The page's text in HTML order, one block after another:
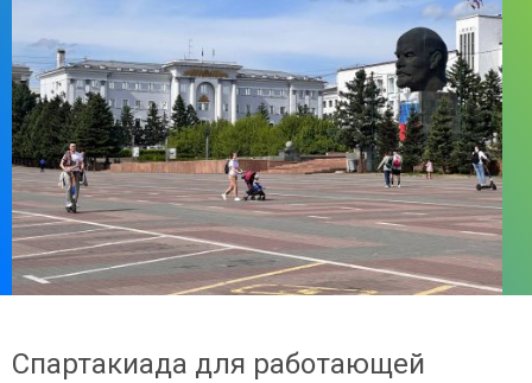
Спартакиада для работающей